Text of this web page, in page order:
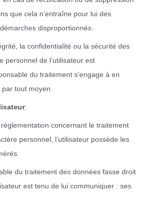
que cela n’entraîne pour lui des
disproportionnés.
la confidentialité ou la sécurité des
personnel de l’utilisateur est
du traitement s’engage à en
tout moyen.
:
concernant le traitement
personnel, l’utilisateur possède les
du traitement des données fasse droit
est tenu de lui communiquer : ses